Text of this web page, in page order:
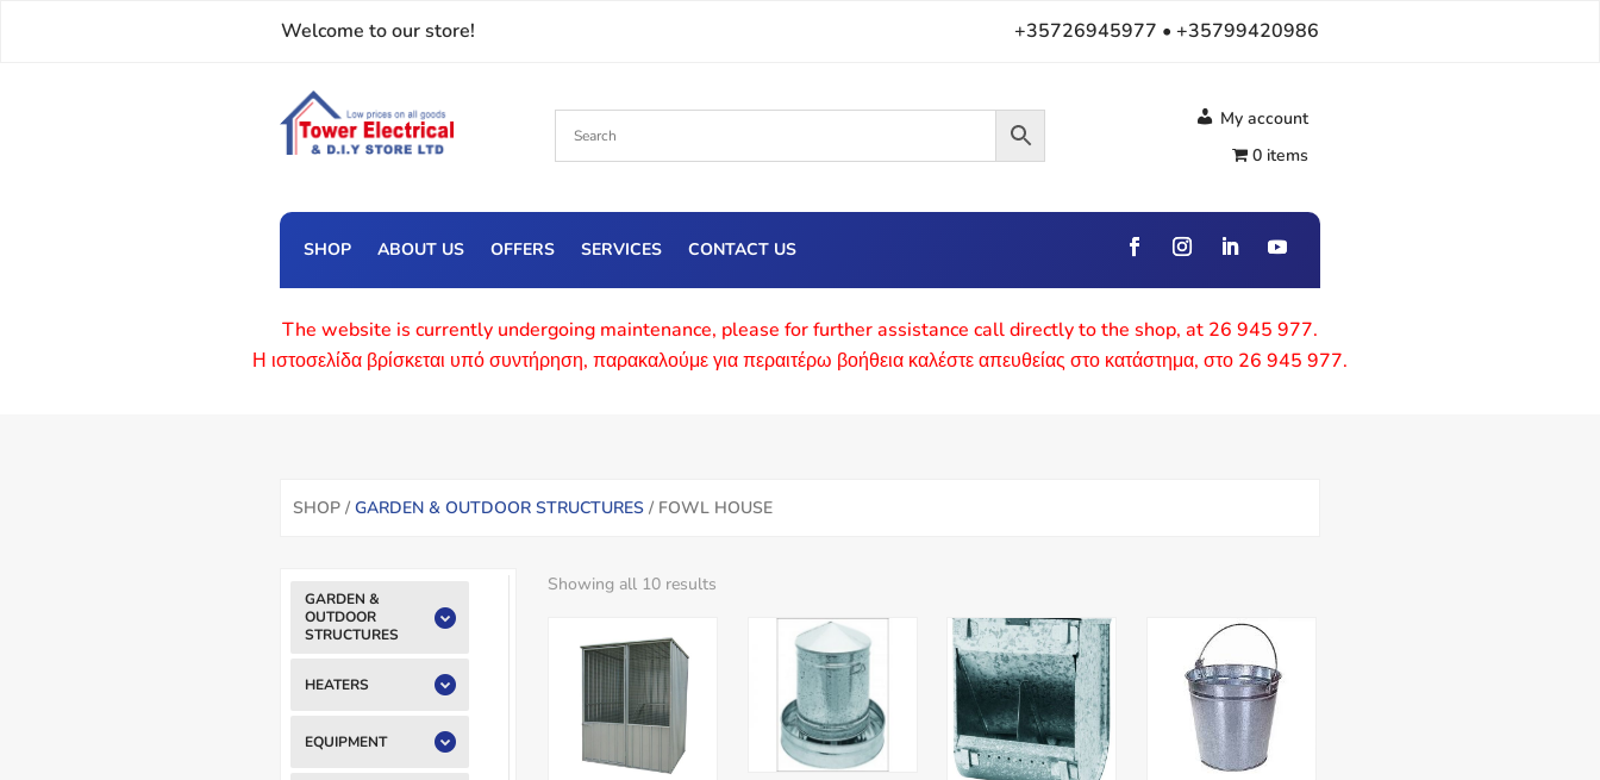
Welcome to our store! +35726945977 • +35799420986
My account
0 items
SHOP ABOUT US OFFERS SERVICES CONTACT US
The website is currently undergoing maintenance, please for further assistance call directly to the shop, at 26 945 977.
Η ιστοσελίδα βρίσκεται υπό συντήρηση, παρακαλούμε για περαιτέρω βοήθεια καλέστε απευθείας στο κατάστημα, στο 26 945 977.
SHOP /GARDEN & OUTDOOR STRUCTURES / FOWL HOUSE
GARDEN &
OUTDOOR
STRUCTURES
HEATERS
EQUIPMENT
Showing all 10 results